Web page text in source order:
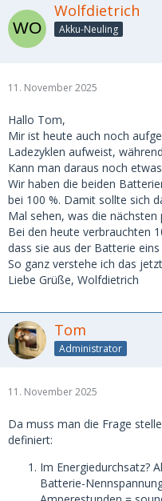
Wolfdietrich
Akku-Neuling
11. November 2025
Hallo Tom,
Mir ist heute auch noch
Ladezyklen aufweist,
Kann man daraus noch
Wir haben die beiden
bei 100 %. Damit sollte sich
Mal sehen, was die nächsten
Bei den heute verbrauchten
dass sie aus der Batterie
So ganz verstehe ich das
Liebe Grüße, Wolfdietrich
Tom
Administrator
11. November 2025
Da muss man die Frage
definiert:
Im Energiedurchsatz?
Batterie-